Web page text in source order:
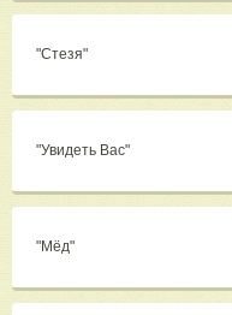
"Стезя"
"Увидеть Вас"
"Мёд"